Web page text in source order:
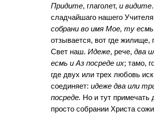
Придите, глаголет,и видите
сладчайшаго нашего
собрани во имя Мое, ту есмь
отзывается, вот где жилище,
Свет наш.Идеже, рече,два
есмь и Аз посреде их; тамо,
где двух или трех любовь
соединяет:идеже два или
посреде. Но и тут примечать
просто собрании Христа